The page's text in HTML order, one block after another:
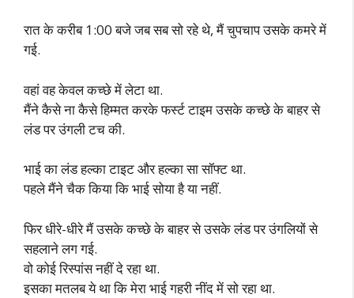
रात के करीब 1:00 बजे जब सब सो रहे थे, मैं चुपचाप उसके कमरे में
गई.
वहां वह केवल कच्छे में लेटा था.
मैंने कैसे ना कैसे हिम्मत करके फर्स्ट टाइम उसके कच्छे के बाहर से
लंड पर उंगली टच की.
भाई का लंड हल्का टाइट और हल्का सा सॉफ्ट था.
पहले मैंने चैक किया कि भाई सोया है या नहीं.
फिर धीरे-धीरे मैं उसके कच्छे के बाहर से उसके लंड पर उंगलियों से
सहलाने लग गई.
वो कोई रिस्पांस नहीं दे रहा था.
इसका मतलब ये था कि मेरा भाई गहरी नींद में सो रहा था.